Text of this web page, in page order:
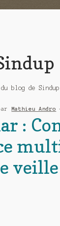
blog de Sindup
Mathieu Andro
: